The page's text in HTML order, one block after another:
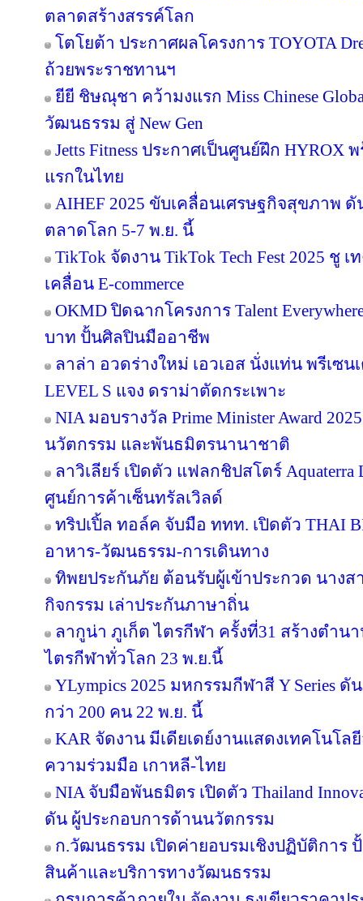
ตลาดสร้างสรรค์โลก
โตโยต้า ประกาศผลโครงการ TOYOTA
ถ้วยพระราชทานฯ
ยียี ชิษณุชา คว้ามงแรก Miss Chinese
วัฒนธรรม สู่ New Gen
Jetts Fitness ประกาศเป็นศูนย์ฝึก HYROX
แรกในไทย
AIHEF 2025 ขับเคลื่อนเศรษฐกิจสุขภาพ
ตลาดโลก 5-7 พ.ย. นี้
TikTok จัดงาน TikTok Tech Fest 2025 ชู
เคลื่อน E-commerce
OKMD ปิดฉากโครงการ Talent
บาท ปั้นศิลปินมืออาชีพ
ลาล่า อวดร่างใหม่ เอวเอส นั่งแท่น พรีเซ
LEVEL S แจง ดราม่าตัดกระเพาะ
NIA มอบรางวัล Prime Minister Award
นวัตกรรม และพันธมิตรนานาชาติ
ลาวิเลียร์ เปิดตัว แฟลกชิปสโตร์
ศูนย์การค้าเซ็นทรัลเวิลด์
ทริปเปิ้ล ทอล์ค จับมือ ททท. เปิดตัว THAI
อาหาร-วัฒนธรรม-การเดินทาง
ทิพยประกันภัย ต้อนรับผู้เข้าประกวด นางส
กิจกรรม เล่าประกันภาษาถิ่น
ลากูน่า ภูเก็ต ไตรกีฬา ครั้งที่31 สร้างตำ
ไตรกีฬาทั่วโลก 23 พ.ย.นี้
YLympics 2025 มหกรรมกีฬาสี Y Series
กว่า 200 คน 22 พ.ย. นี้
KAR จัดงาน มีเดียเดย์งานแสดงเทคโนโ
ความร่วมมือ เกาหลี-ไทย
NIA จับมือพันธมิตร เปิดตัว Thailand
ดัน ผู้ประกอบการด้านนวัตกรรม
ก.วัฒนธรรม เปิดค่ายอบรมเชิงปฏิบัติการ
สินค้าและบริการทางวัฒนธรรม